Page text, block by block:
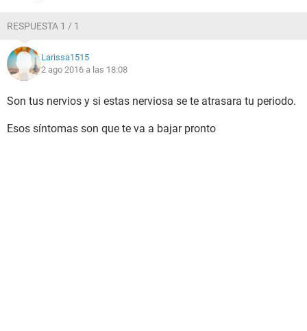
RESPUESTA 1 / 1
Larissa1515
2 ago 2016 a las 18:08
Son tus nervios y si estas nerviosa se te atrasara tu periodo.
Esos síntomas son que te va a bajar pronto